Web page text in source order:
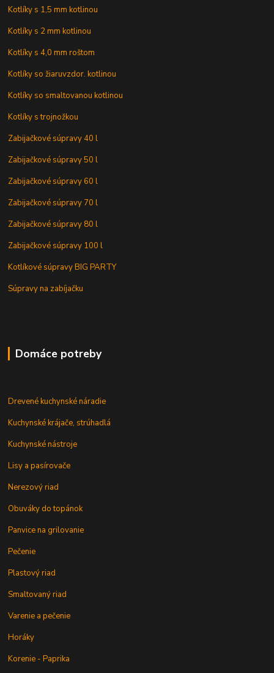
Kotlíky s 1,5 mm kotlinou
Kotlíky s 2 mm kotlinou
Kotlíky s 4,0 mm roštom
Kotlíky so žiaruvzdor. kotlinou
Kotlíky so smaltovanou kotlinou
Kotlíky s trojnožkou
Zabijačkové súpravy 40 l
Zabijačkové súpravy 50 l
Zabijačkové súpravy 60 l
Zabijačkové súpravy 70 l
Zabijačkové súpravy 80 l
Zabijačkové súpravy 100 l
Kotlíkové súpravy BIG PARTY
Súpravy na zabíjačku
Domáce potreby
Drevené kuchynské náradie
Kuchynské krájače, strúhadlá
Kuchynské nástroje
Lisy a pasírovače
Nerezový riad
Obuváky do topánok
Panvice na grilovanie
Pečenie
Plastový riad
Smaltovaný riad
Varenie a pečenie
Horáky
Korenie - Paprika